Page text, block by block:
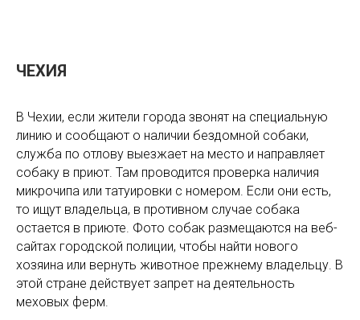
ЧЕХИЯ
В Чехии, если жители города звонят на специальную
линию и сообщают о наличии бездомной собаки,
служба по отлову выезжает на место и направляет
собаку в приют. Там проводится проверка наличия
микрочипа или татуировки с номером. Если они есть,
то ищут владельца, в противном случае собака
остается в приюте. Фото собак размещаются на веб-
сайтах городской полиции, чтобы найти нового
хозяина или вернуть животное прежнему владельцу. В
этой стране действует запрет на деятельность
меховых ферм.